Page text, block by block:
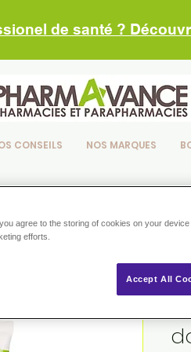
de santé ?
CONSEILS NOS MARQUES
agree to the storing of cookies on your
efforts.
Accept All